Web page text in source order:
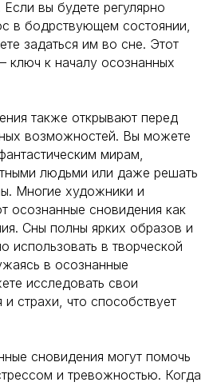
вы будете регулярно
в бодрствующем состоянии,
задаться им во сне. Этот
ключ к началу осознанных
также открывают перед
возможностей. Вы можете
мирам,
людьми или даже решать
Многие художники и
осознанные сновидения как
Сны полны ярких образов и
использовать в творческой
в осознанные
исследовать свои
страхи, что способствует
сновидения могут помочь
и тревожностью. Когда